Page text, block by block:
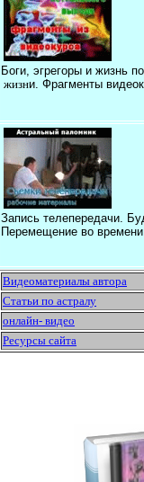
Боги, эгрегоры и жизнь
жизни. Фрагменты
Запись телепередачи.
Перемещение во времени
Видеоматериалы автора
Статьи по астралу
онлайн- видео
Ресурсы сайта